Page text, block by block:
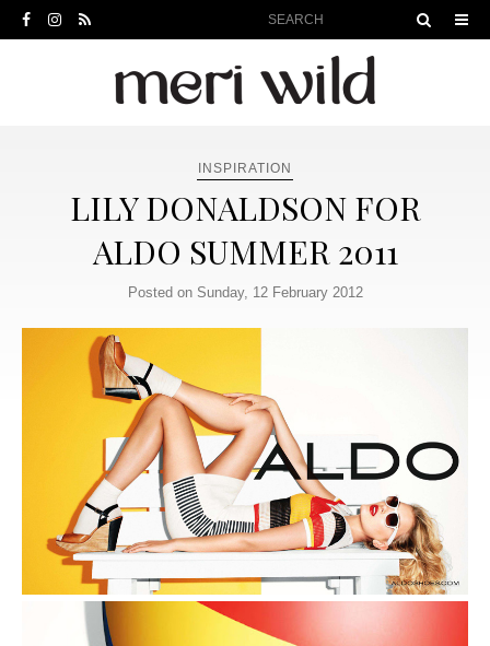
INSPIRATION
LILY DONALDSON FOR
ALDO SUMMER 2011
Posted on Sunday, 12 February 2012